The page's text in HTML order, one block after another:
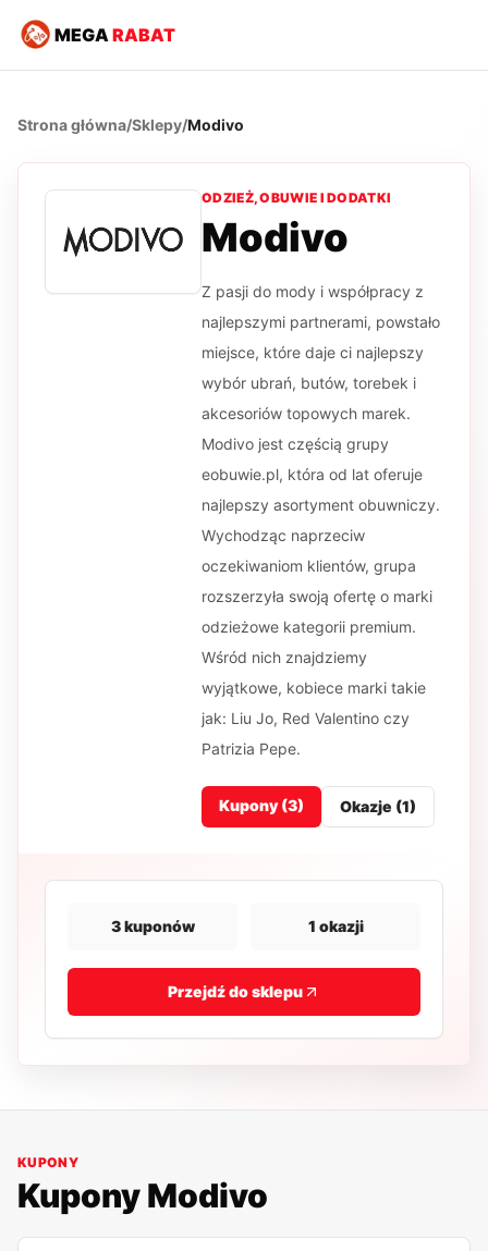
MEGARABAT
Strona główna/Sklepy/Modivo
ODZIEŻ, OBUWIE I DODATKI
Modivo
Z pasji do mody i współpracy z
najlepszymi partnerami, powstało
miejsce, które daje ci najlepszy
wybór ubrań, butów, torebek i
akcesoriów topowych marek.
Modivo jest częścią grupy
eobuwie.pl, która od lat oferuje
najlepszy asortyment obuwniczy.
Wychodząc naprzeciw
oczekiwaniom klientów, grupa
rozszerzyła swoją ofertę o marki
odzieżowe kategorii premium.
Wśród nich znajdziemy
wyjątkowe, kobiece marki takie
jak: Liu Jo, Red Valentino czy
Patrizia Pepe.
Kupony (3) Okazje (1)
3kuponów 1 okazji
Przejdź do sklepu
KUPONY
KuponyModivo